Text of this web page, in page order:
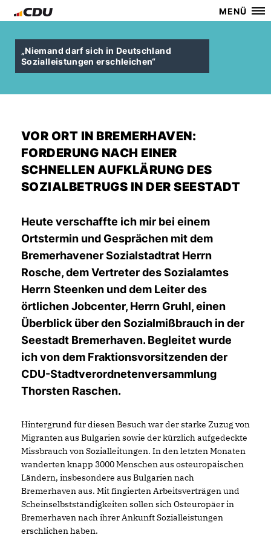
MENÜ
Niemand darf sich in Deutschland
Sozialleistungen erschleichen“
VOR ORT IN BREMERHAVEN:
FORDERUNG NACH EINER
SCHNELLEN AUFKLÄRUNG DES
SOZIALBETRUGS IN DER SEESTADT
Heute verschaffte ich mir bei einem
Ortstermin und Gesprächen mit dem
Bremerhavener Sozialstadtrat Herrn
Rosche, dem Vertreter des Sozialamtes
Herrn Steenken und dem Leiter des
örtlichen Jobcenter, Herrn Gruhl, einen
Überblick über den Sozialmißbrauch in der
Seestadt Bremerhaven. Begleitet wurde
ich von dem Fraktionsvorsitzenden der
CDU-Stadtverordnetenversammlung
Thorsten Raschen.
Hintergrund für diesen Besuch war der starke Zuzug von
Migranten aus Bulgarien sowie der kürzlich aufgedeckte
Missbrauch von Sozialleitungen. In den letzten Monaten
wanderten knapp 3000 Menschen aus osteuropäischen
Ländern, insbesondere aus Bulgarien nach
Bremerhaven aus. Mit fingierten Arbeitsverträgen und
Scheinselbstständigkeiten sollen sich Osteuropäer in
Bremerhaven nach ihrer Ankunft Sozialleistungen
erschlichen haben.